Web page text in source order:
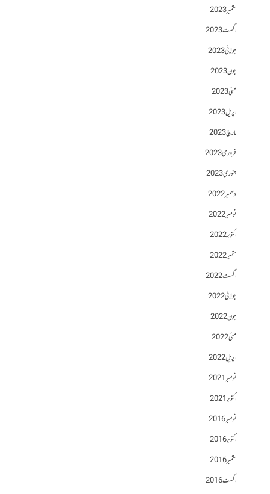
ستمبر 2023
اگست 2023
جولائی 2023
جون 2023
مئی 2023
اپریل 2023
مارچ 2023
فروری 2023
جنوری 2023
دسمبر 2022
نومبر 2022
اکتوبر 2022
ستمبر 2022
اگست 2022
جولائی 2022
جون 2022
مئی 2022
اپریل 2022
نومبر 2021
اکتوبر 2021
نومبر 2016
اکتوبر 2016
ستمبر 2016
اگست 2016